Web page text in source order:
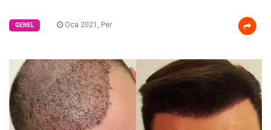
GENEL Oca 2021, Per